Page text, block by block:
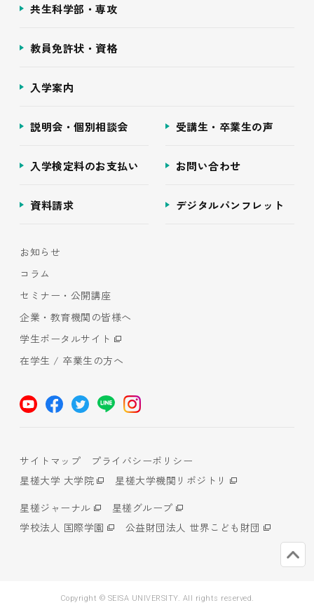
共生科学部・専攻
教員免許状・資格
入学案内
説明会・個別相談会 受講生・卒業生の声
入学検定料のお支払い お問い合わせ
資料請求 デジタルパンフレット
お知らせ
コラム
セミナー・公開講座
企業・教育機関の皆様へ
学生ポータルサイト
在学生 / 卒業生の方へ
サイトマップ
プライバシーポリシー
星槎大学 大学院
星槎大学機関リポジトリ
星槎ジャーナル
星槎グループ
学校法人 国際学園
公益財団法人 世界こども財団
Copyright © SEISA UNIVERSITY. All rights reserved.